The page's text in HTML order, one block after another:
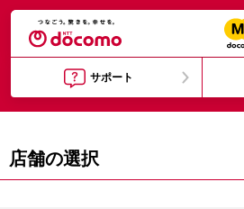
サポート
店舗の選択